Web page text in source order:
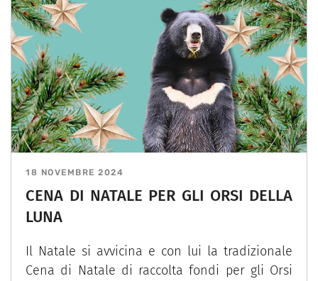
18 NOVEMBRE 2024
CENA DI NATALE PER GLI ORSI DELLA
LUNA
Il Natale si avvicina e con lui la tradizionale
Cena di Natale di raccolta fondi per gli Orsi